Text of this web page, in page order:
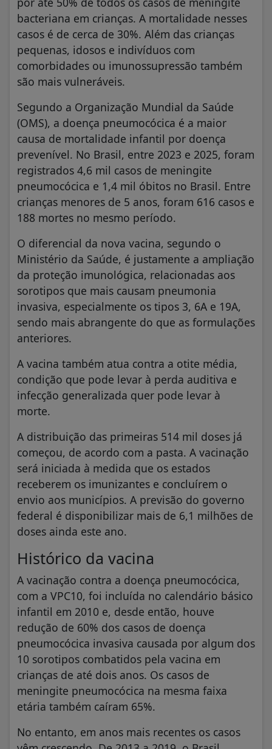
bacteriana em crianças. A mortalidade nesses
casos é de cerca de 30%. Além das crianças
pequenas, idosos e indivíduos com
comorbidades ou imunossupressão também
são mais vulneráveis.
Segundo a Organização Mundial da Saúde
(OMS), a doença pneumocócica é a maior
causa de mortalidade infantil por doença
prevenível. No Brasil, entre 2023 e 2025, foram
registrados 4,6 mil casos de meningite
pneumocócica e 1,4 mil óbitos no Brasil. Entre
crianças menores de 5 anos, foram 616 casos e
188 mortes no mesmo período.
O diferencial da nova vacina, segundo o
Ministério da Saúde, é justamente a ampliação
da proteção imunológica, relacionadas aos
sorotipos que mais causam pneumonia
invasiva, especialmente os tipos 3, 6A e 19A,
sendo mais abrangente do que as formulações
anteriores.
A vacina também atua contra a otite média,
condição que pode levar à perda auditiva e
infecção generalizada quer pode levar à
morte.
A distribuição das primeiras 514 mil doses já
começou, de acordo com a pasta. A vacinação
será iniciada à medida que os estados
receberem os imunizantes e concluírem o
envio aos municípios. A previsão do governo
federal é disponibilizar mais de 6,1 milhões de
doses ainda este ano.
Histórico da vacina
A vacinação contra a doença pneumocócica,
com a VPC10, foi incluída no calendário básico
infantil em 2010 e, desde então, houve
redução de 60% dos casos de doença
pneumocócica invasiva causada por algum dos
10 sorotipos combatidos pela vacina em
crianças de até dois anos. Os casos de
meningite pneumocócica na mesma faixa
etária também caíram 65%.
No entanto, em anos mais recentes os casos